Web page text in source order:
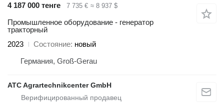
4 187 000 тенге
7 735 € ≈ 8 937 $
Промышленное оборудование - генератор
тракторный
2023
Состояние новый
Германия, Groß-Gerau
ATC Agrartechnikcenter GmbH